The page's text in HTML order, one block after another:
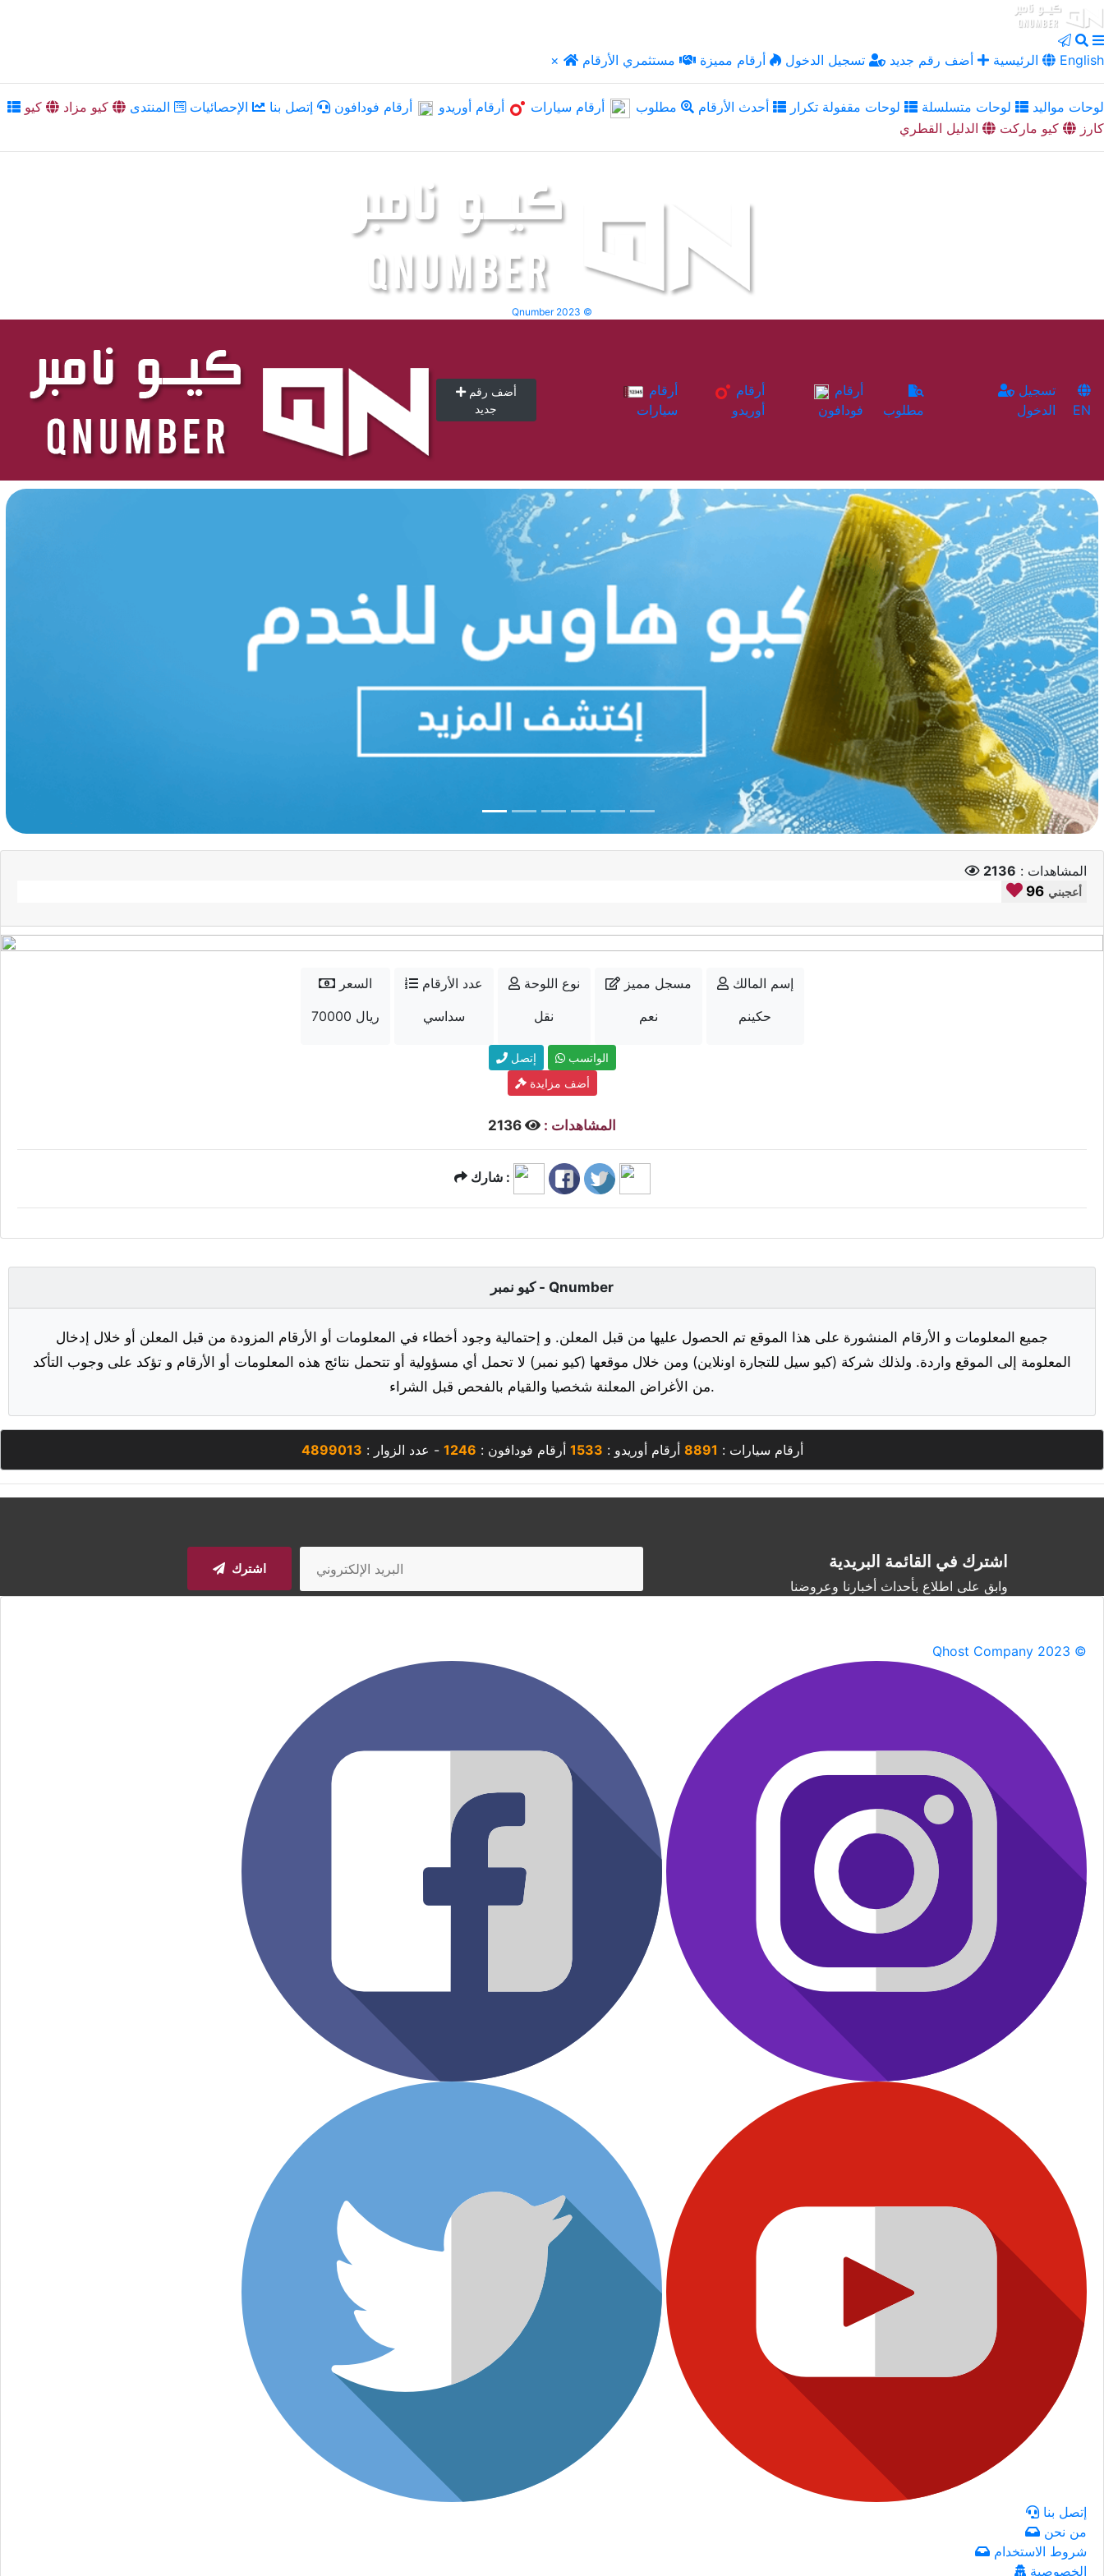
× الرئيسية أضف رقم جديد تسجيل الدخول أرقام مميزة مستثمري الأرقام English
لوحات مواليد لوحات متسلسلة لوحات مقفولة تكرار أحدث الأرقام مطلوب أرقام سيارات أرقام أوريدو أرقام فودافون إتصل بنا الإحصائيات المنتدى كيو مزاد
كيو
كارز
كيو ماركت الدليل القطري
Qnumber 2023 ©
أضف رقم
جديد
سيارات
أوريدو
فودافون
مطلوب
الدخول
EN
المشاهدات : 2136
96 أعجبني
السعر
70000 ريال
عدد الأرقام
سداسي
نوع اللوحة
نقل
مسجل مميز
نعم
إسم المالك
حكينم
إتصل
الواتسب
أضف مزايدة
المشاهدات :
شارك :
كيو نمبر - Qnumber
جميع المعلومات و الأرقام المنشورة على هذا الموقع تم الحصول عليها من قبل المعلن. و إحتمالية وجود أخطاء في المعلومات أو الأرقام المزودة من قبل المعلن أو خلال إدخال
المعلومة إلى الموقع واردة. ولذلك شركة (كيو سيل للتجارة اونلاين) ومن خلال موقعها (كيو نمبر) لا تحمل أي مسؤولية أو تتحمل نتائج هذه المعلومات أو الأرقام و تؤكد على وجوب التأكد
من الأغراض المعلنة شخصيا والقيام بالفحص قبل الشراء.
أرقام سيارات : 8891 أرقام أوريدو : 1533 أرقام فودافون : 1246 - عدد الزوار : 4899013
اشترك في القائمة البريدية
وابق على اطلاع بأحداث أخبارنا وعروضنا
اشترك
Qhost Company 2023 ©
إتصل بنا
من نحن
شروط الاستخدام
الخصوصية